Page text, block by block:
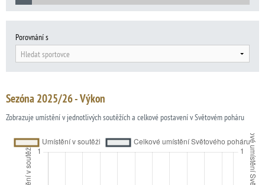
Porovnání s
Hledat sportovce
Sezóna 2025/26 - Výkon
Zobrazuje umístění v jednotlivých soutěžích a celkové postavení v Světovém poháru